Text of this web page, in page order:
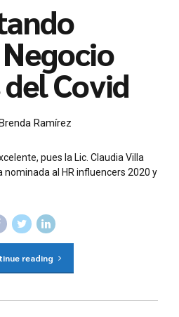
Covid
Ramírez
pues la Lic. Claudia Villa
al HR influencers 2020 y
reading